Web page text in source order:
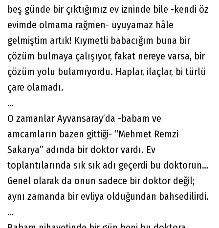
beş günde bir çıktığımız ev izninde bile -kendi öz
evimde olmama rağmen- uyuyamaz hâle
gelmiştim artık! Kıymetli babacığım buna bir
çözüm bulmaya çalışıyor, fakat nereye varsa, bir
çözüm yolu bulamıyordu. Haplar, ilaçlar, bi türlü
çare olamadı.
…
O zamanlar Ayvansaray’da -babam ve
amcamların bazen gittiği- “Mehmet Remzi
Sakarya” adında bir doktor vardı. Ev
toplantılarında sık sık adı geçerdi bu doktorun…
Genel olarak da onun sadece bir doktor değil;
aynı zamanda bir evliya olduğundan bahsedilirdi.
…